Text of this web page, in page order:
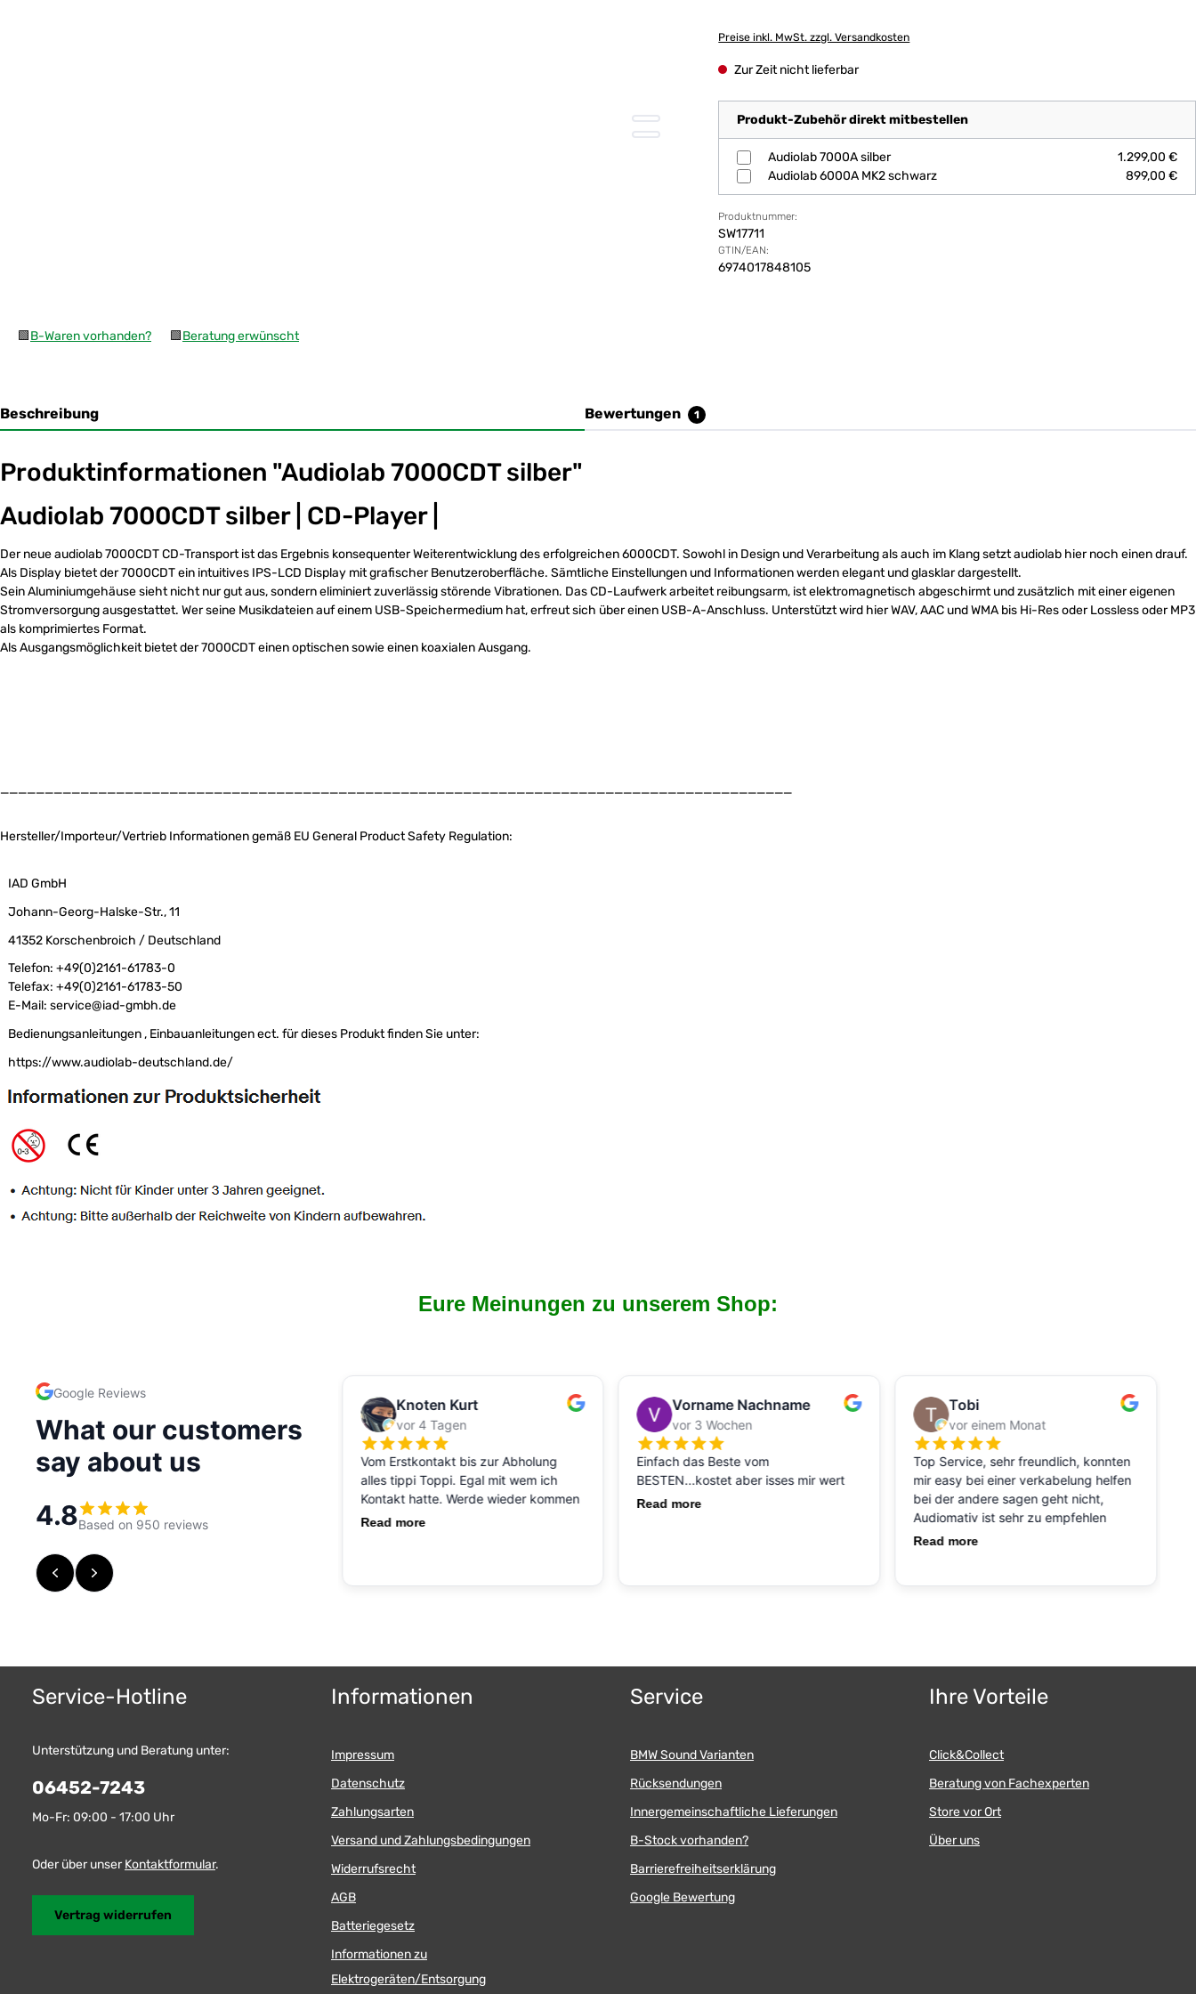
Preise inkl. MwSt. zzgl. Versandkosten
Zur Zeit nicht lieferbar
Produkt-Zubehör direkt mitbestellen
Audiolab 7000A silber
1.299,00 €
Audiolab 6000A MK2 schwarz
899,00 €
Produktnummer:
SW17711
GTIN/EAN:
6974017848105
🟩B-Waren vorhanden? 🟩Beratung erwünscht
Beschreibung Bewertungen 1
Produktinformationen "Audiolab 7000CDT silber"
Audiolab 7000CDT silber | CD-Player |
Der neue audiolab 7000CDT CD-Transport ist das Ergebnis konsequenter Weiterentwicklung des erfolgreichen 6000CDT. Sowohl in Design und Verarbeitung als auch im Klang setzt audiolab hier noch einen drauf.
Als Display bietet der 7000CDT ein intuitives IPS-LCD Display mit grafischer Benutzeroberfläche. Sämtliche Einstellungen und Informationen werden elegant und glasklar dargestellt.
Sein Aluminiumgehäuse sieht nicht nur gut aus, sondern eliminiert zuverlässig störende Vibrationen. Das CD-Laufwerk arbeitet reibungsarm, ist elektromagnetisch abgeschirmt und zusätzlich mit einer eigenen
Stromversorgung ausgestattet. Wer seine Musikdateien auf einem USB-Speichermedium hat, erfreut sich über einen USB-A-Anschluss. Unterstützt wird hier WAV, AAC und WMA bis Hi-Res oder Lossless oder MP3
als komprimiertes Format.
Als Ausgangsmöglichkeit bietet der 7000CDT einen optischen sowie einen koaxialen Ausgang.
_________________________________________________________________________________________
Hersteller/Importeur/Vertrieb Informationen gemäß EU General Product Safety Regulation:
IAD GmbH
Johann-Georg-Halske-Str., 11
41352 Korschenbroich / Deutschland
Telefon: +49(0)2161-61783-0
Telefax: +49(0)2161-61783-50
E-Mail: service@iad-gmbh.de
Bedienungsanleitungen , Einbauanleitungen ect. für dieses Produkt finden Sie unter:
https://www.audiolab-deutschland.de/
Eure Meinungen zu unserem Shop:
Service-Hotline
Unterstützung und Beratung unter:
06452-7243
Mo-Fr: 09:00 - 17:00 Uhr
Oder über unserKontaktformular.
Vertrag widerrufen
Informationen
Impressum
Datenschutz
Zahlungsarten
Versand und Zahlungsbedingungen
Widerrufsrecht
AGB
Batteriegesetz
Informationen zu
Elektrogeräten/Entsorgung
Service
BMW Sound Varianten
Rücksendungen
Innergemeinschaftliche Lieferungen
B-Stock vorhanden?
Barrierefreiheitserklärung
Google Bewertung
Ihre Vorteile
Click&Collect
Beratung von Fachexperten
Store vor Ort
Über uns